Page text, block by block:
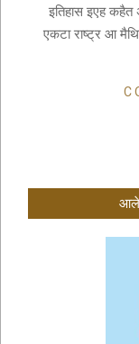
इतिहास इएह कहैत
एकटा राष्ट्र आ